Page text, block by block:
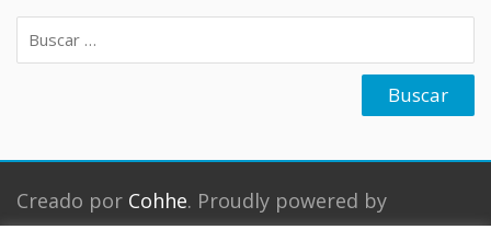
Buscar:
Creado por Cohhe. Proudly powered by